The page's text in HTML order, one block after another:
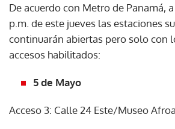
De acuerdo con Metro de Panamá,
p.m. de este jueves las estaciones
continuarán abiertas pero solo con
accesos habilitados:
5 de Mayo
Acceso 3: Calle 24 Este/Museo